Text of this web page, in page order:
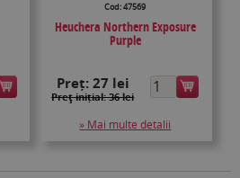
Cod: 47569
Heuchera Northern Exposure
Purple
Preț: 27 lei
Preţ inițial: 36 lei
» Mai multe detalii